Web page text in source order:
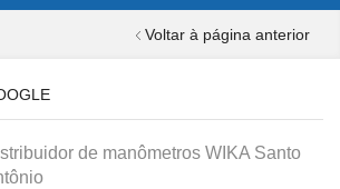
Voltar à página anterior
de manômetros WIKA Santo